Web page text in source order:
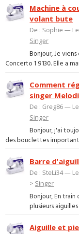
Machine à
volant bute
De : Sophie —
Singer
Bonjour, Je
Concerto 1 9130. Elle a
Comment
singer
De : Greg86 —
Singer
Bonjour, j'ai
des bouclettes
Barre
De : SteLi34 —
> Singer
Bonjour, En train
plusieurs
Aiguille et